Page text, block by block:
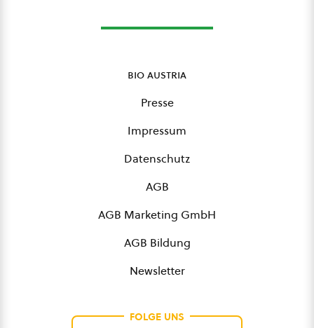
bio austria
Presse
Impressum
Datenschutz
AGB
AGB Marketing GmbH
AGB Bildung
Newsletter
FOLGE UNS